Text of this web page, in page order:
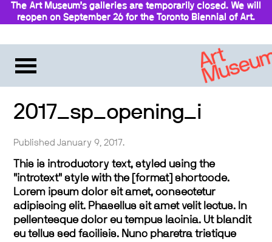
The Art Museum’s galleries are temporarily closed. We will
reopen on September 26 for the Toronto Biennial of Art.
2017_sp_opening_i
Published January 9, 2017.
This is introductory text, styled using the
"introtext" style with the [format] shortcode.
Lorem ipsum dolor sit amet, consectetur
adipiscing elit. Phasellus sit amet velit lectus. In
pellentesque dolor eu tempus lacinia. Ut blandit
eu tellus sed facilisis. Nunc pharetra tristique